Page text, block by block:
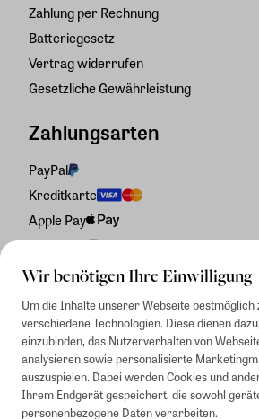
Wir benötigen Ihre Einwilligung
Um die Inhalte unserer Webseite
verschiedene Technologien. Diese dienen
einzubinden, das Nutzerverhalten von
analysieren sowie personalisierte
auszuspielen. Dabei werden Cookies und
Ihrem Endgerät gespeichert, die sowohl
personenbezogene Daten verarbeiten.
Zahlung per Rechnung
Batteriegesetz
Vertrag widerrufen
Gesetzliche Gewährleistung
Zahlungsarten
PayPal
Kreditkarte
Apple Pay
Rechnung